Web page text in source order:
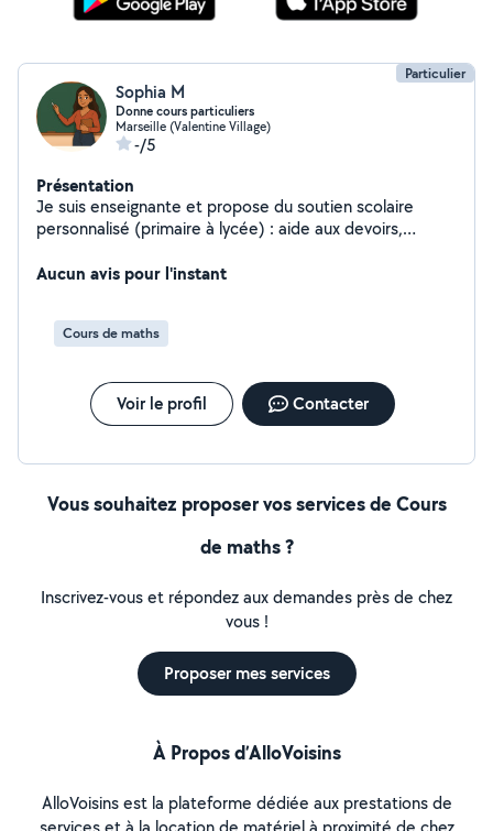
Particulier
Sophia M
Donne cours particuliers
Marseille (Valentine Village)
-/5
Présentation
Je suis enseignante et propose du soutien scolaire
personnalisé (primaire à lycée) : aide aux devoirs,
j'adapte mes cours aux besoins de chaque élève.
Aucun avis pour l'instant
Cours de maths
Voir le profil Contacter
Vous souhaitez proposer vos services de Cours
de maths ?
Inscrivez-vous et répondez aux demandes près de chez
vous !
Proposer mes services
À Propos d’AlloVoisins
AlloVoisins est la plateforme dédiée aux prestations de